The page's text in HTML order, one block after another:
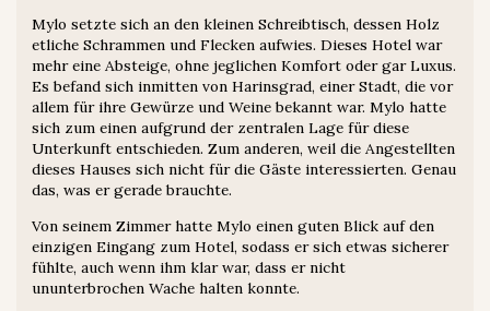
Mylo setzte sich an den kleinen Schreibtisch, dessen Holz
etliche Schrammen und Flecken aufwies. Dieses Hotel war
mehr eine Absteige, ohne jeglichen Komfort oder gar Luxus.
Es befand sich inmitten von Harinsgrad, einer Stadt, die vor
allem für ihre Gewürze und Weine bekannt war. Mylo hatte
sich zum einen aufgrund der zentralen Lage für diese
Unterkunft entschieden. Zum anderen, weil die Angestellten
dieses Hauses sich nicht für die Gäste interessierten. Genau
das, was er gerade brauchte.
Von seinem Zimmer hatte Mylo einen guten Blick auf den
einzigen Eingang zum Hotel, sodass er sich etwas sicherer
fühlte, auch wenn ihm klar war, dass er nicht
ununterbrochen Wache halten konnte.